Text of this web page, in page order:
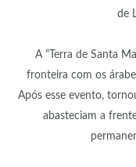
de
A “Terra de Santa
fronteira com os
Após esse evento,
abasteciam a